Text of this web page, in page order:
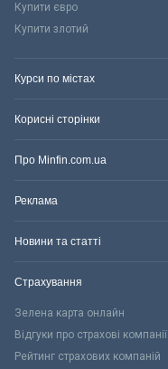
Купити євро
Купити злотий
Курси по містах
Корисні сторінки
Про Minfin.com.ua
Реклама
Новини та статті
Страхування
Зелена карта онлайн
Відгуки про страхові компанії
Рейтинг страхових компаній